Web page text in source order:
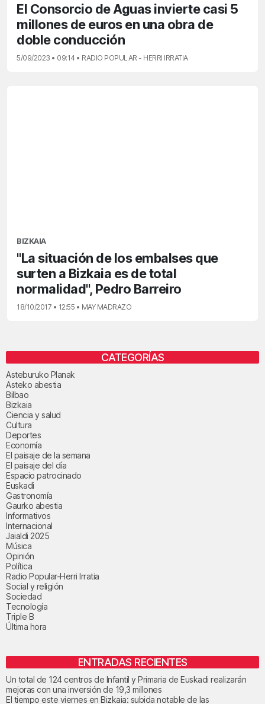
El Consorcio de Aguas invierte casi 5
millones de euros en una obra de
doble conducción
5/09/2023 • 09:14 • RADIO POPULAR - HERRI IRRATIA
BIZKAIA
"La situación de los embalses que
surten a Bizkaia es de total
normalidad", Pedro Barreiro
18/10/2017 • 12:55 • MAY MADRAZO
CATEGORÍAS
Asteburuko Planak
Asteko abestia
Bilbao
Bizkaia
Ciencia y salud
Cultura
Deportes
Economía
El paisaje de la semana
El paisaje del día
Espacio patrocinado
Euskadi
Gastronomía
Gaurko abestia
Informativos
Internacional
Jaialdi 2025
Música
Opinión
Política
Radio Popular-Herri Irratia
Social y religión
Sociedad
Tecnología
Triple B
Última hora
ENTRADAS RECIENTES
Un total de 124 centros de Infantil y Primaria de Euskadi realizarán
mejoras con una inversión de 19,3 millones
El tiempo este viernes en Bizkaia: subida notable de las